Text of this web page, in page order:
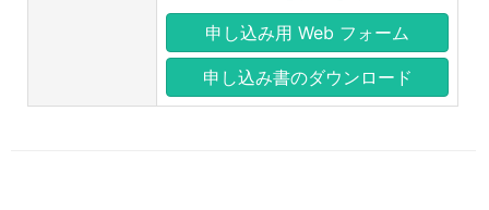
申し込み用 Web フォーム
申し込み書のダウンロード